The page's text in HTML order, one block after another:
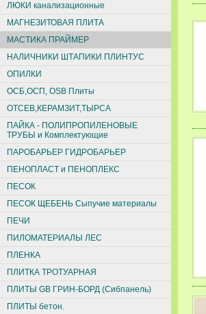
ЛЮКИ канализационные
МАГНЕЗИТОВАЯ ПЛИТА
МАСТИКА ПРАЙМЕР
НАЛИЧНИКИ ШТАПИКИ ПЛИНТУС
ОПИЛКИ
ОСБ,ОСП, ОSВ Плиты
ОТСЕВ,КЕРАМЗИТ,ТЫРСА
ПАЙКА - ПОЛИПРОПИЛЕНОВЫЕ
ТРУБЫ и Комплектующие
ПАРОБАРЬЕР ГИДРОБАРЬЕР
ПЕНОПЛАСТ и ПЕНОПЛЕКС
ПЕСОК
ПЕСОК ЩЕБЕНЬ Сыпучие материалы
ПЕЧИ
ПИЛОМАТЕРИАЛЫ ЛЕС
ПЛЕНКА
ПЛИТКА ТРОТУАРНАЯ
ПЛИТЫ GB ГРИН-БОРД (Сибпанель)
ПЛИТЫ бетон.